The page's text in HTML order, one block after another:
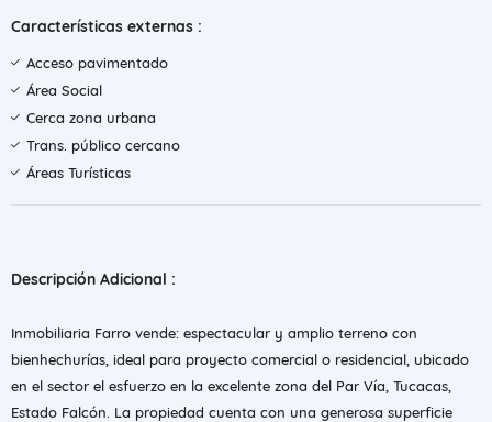
Características externas :
Acceso pavimentado
Área Social
Cerca zona urbana
Trans. público cercano
Áreas Turísticas
Descripción Adicional :
Inmobiliaria Farro vende: espectacular y amplio terreno con
bienhechurías, ideal para proyecto comercial o residencial, ubicado
en el sector el esfuerzo en la excelente zona del Par Vía, Tucacas,
Estado Falcón. La propiedad cuenta con una generosa superficie